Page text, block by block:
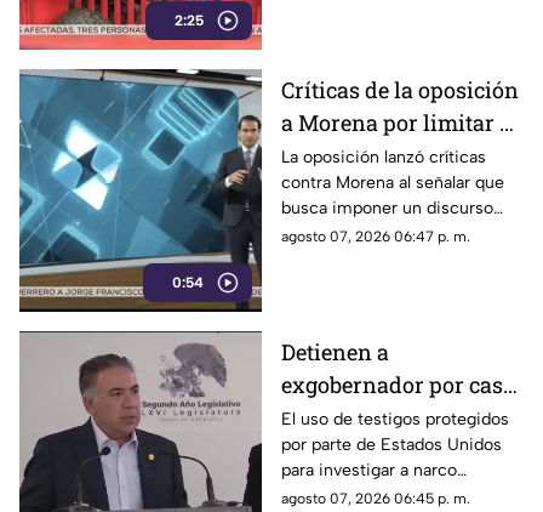
2:25
0:54
Críticas de la oposición
a Morena por limitar el
debate político
La oposición lanzó críticas
contra Morena al señalar que
busca imponer un discurso
único y limitar las voces que
agosto 07, 2026 06:47 p. m.
Detienen a
exgobernador por caso
Ayotzinapa y desaforan
a alcaldes
El uso de testigos protegidos
por parte de Estados Unidos
para investigar a narco
políticos ha sido cuestionado
agosto 07, 2026 06:45 p. m.